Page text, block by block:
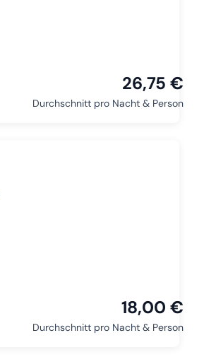
26,75 €
Durchschnitt pro Nacht & Person
18,00 €
Durchschnitt pro Nacht & Person